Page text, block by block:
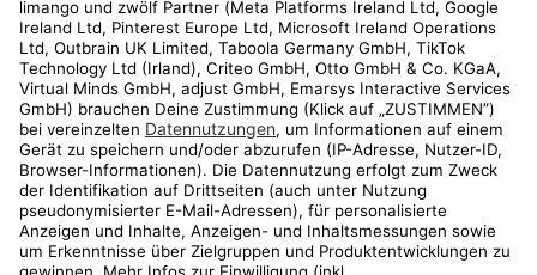
Kundenservice
Shop
Aktionen
Travel